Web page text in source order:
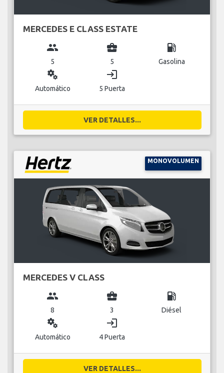
MERCEDES E CLASS ESTATE
group
5
business_center
5
local_gas_station
Gasolina
miscellaneous_services
Automático
login
5 Puerta
VER DETALLES...
MONOVOLUMEN
MERCEDES V CLASS
group
8
business_center
3
local_gas_station
Diésel
miscellaneous_services
Automático
login
4 Puerta
VER DETALLES...